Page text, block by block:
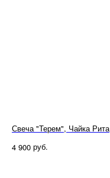
Свеча "Терем", Чайка Рита
4 900 руб.